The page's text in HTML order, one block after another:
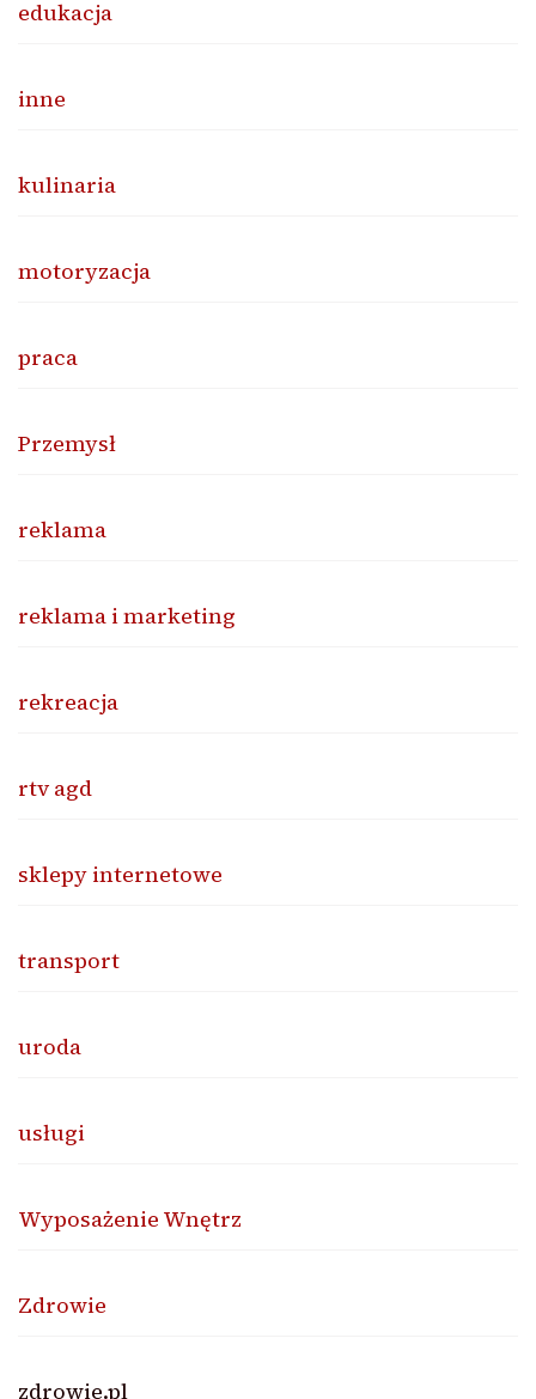
edukacja
inne
kulinaria
motoryzacja
praca
Przemysł
reklama
reklama i marketing
rekreacja
rtv agd
sklepy internetowe
transport
uroda
usługi
Wyposażenie Wnętrz
Zdrowie
zdrowie.pl